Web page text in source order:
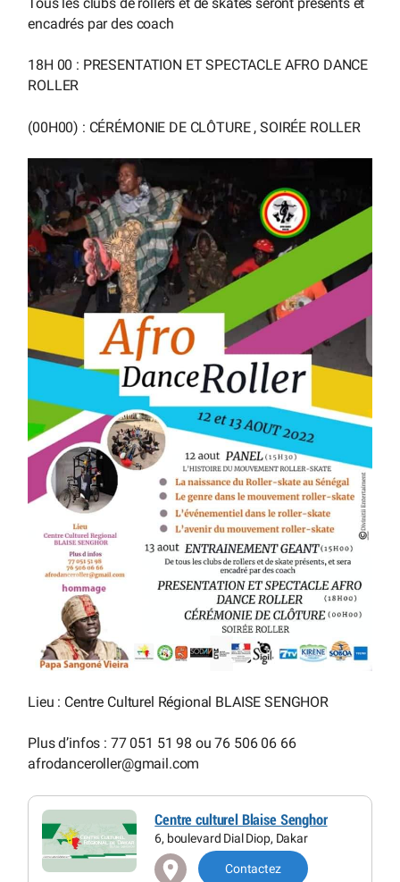
encadrés par des coach
18H 00 : PRESENTATION ET SPECTACLE AFRO DANCE
ROLLER
(00H00) : CÉRÉMONIE DE CLÔTURE , SOIRÉE ROLLER
Lieu : Centre Culturel Régional BLAISE SENGHOR
Plus d’infos : 77 051 51 98 ou 76 506 06 66
afrodanceroller@gmail.com
Centre culturel Blaise Senghor
6, boulevard Dial Diop, Dakar
Contactez